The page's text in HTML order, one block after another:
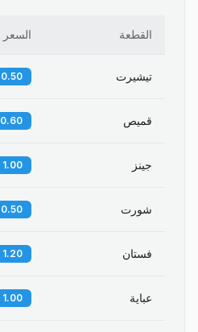
القطعة السعر
تيشيرت 0.50 BD
قميص 0.60 BD
جينز 1.00 BD
شورت 0.50 BD
فستان 1.20 BD
عباية 1.00 BD